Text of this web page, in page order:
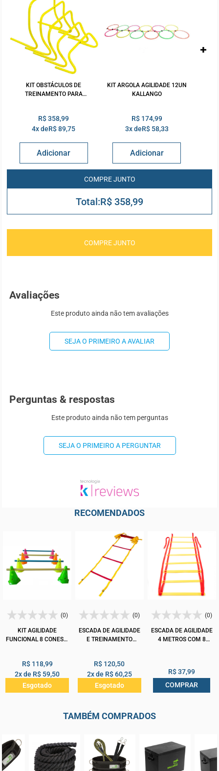
KIT OBSTÁCULOS DE
TREINAMENTO PARA
R$ 358,99
4x deR$ 89,75
KIT ARGOLA AGILIDADE 12UN
KALLANGO
R$ 174,99
3x deR$ 58,33
R$ 358,99
COMPRE JUNTO
Avaliações
Este produto ainda não tem avaliações
SEJA O PRIMEIRO A AVALIAR
Perguntas & respostas
Este produto ainda não tem perguntas
SEJA O PRIMEIRO A PERGUNTAR
RECOMENDADOS
(0)
KIT AGILIDADE
FUNCIONAL 8 CONES E
R$ 118,99
2x de R$ 59,50
Esgotado
(0)
ESCADA DE AGILIDADE
E TREINAMENTO
R$ 120,50
2x de R$ 60,25
Esgotado
(0)
ESCADA DE AGILIDADE
4 METROS COM 8
R$ 37,99
COMPRAR
TAMBÉM COMPRADOS